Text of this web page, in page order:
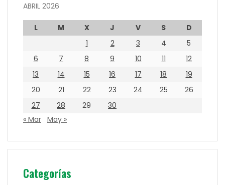
ABRIL 2026
L M X J V S
D
1
2 3 4
5
6
7 8 9 10 11
12
13
14 15 16 17 18
19
20
21 22 23 24 25
26
27
28 29
30
« Mar May »
Categorías